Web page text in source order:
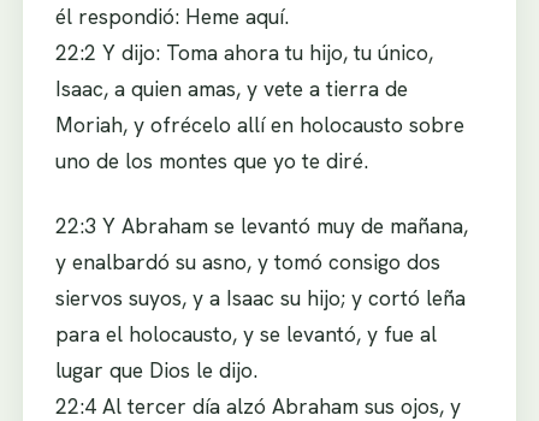
él respondió: Heme aquí.
22:2 Y dijo: Toma ahora tu hijo, tu único,
Isaac, a quien amas, y vete a tierra de
Moriah, y ofrécelo allí en holocausto sobre
uno de los montes que yo te diré.
22:3 Y Abraham se levantó muy de mañana,
y enalbardó su asno, y tomó consigo dos
siervos suyos, y a Isaac su hijo; y cortó leña
para el holocausto, y se levantó, y fue al
lugar que Dios le dijo.
22:4 Al tercer día alzó Abraham sus ojos, y